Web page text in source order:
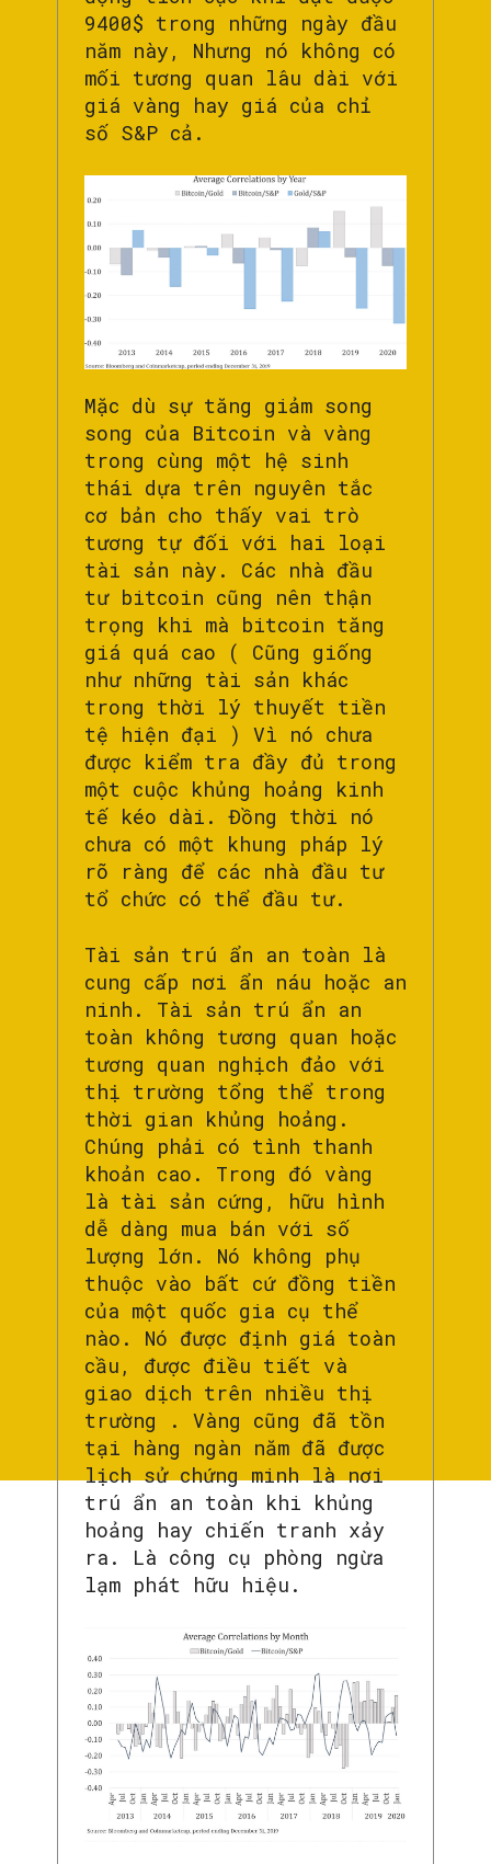
9400$ trong những ngày đầu
năm này, Nhưng nó không có
mối tương quan lâu dài với
giá vàng hay giá của chỉ
số S&P cả.
Mặc dù sự tăng giảm song
song của Bitcoin và vàng
trong cùng một hệ sinh
thái dựa trên nguyên tắc
cơ bản cho thấy vai trò
tương tự đối với hai loại
tài sản này. Các nhà đầu
tư bitcoin cũng nên thận
trọng khi mà bitcoin tăng
giá quá cao ( Cũng giống
như những tài sản khác
trong thời lý thuyết tiền
tệ hiện đại ) Vì nó chưa
được kiểm tra đầy đủ trong
một cuộc khủng hoảng kinh
tế kéo dài. Đồng thời nó
chưa có một khung pháp lý
rõ ràng để các nhà đầu tư
tổ chức có thể đầu tư.
Tài sản trú ẩn an toàn là
cung cấp nơi ẩn náu hoặc an
ninh. Tài sản trú ẩn an
toàn không tương quan hoặc
tương quan nghịch đảo với
thị trường tổng thể trong
thời gian khủng hoảng.
Chúng phải có tình thanh
khoản cao. Trong đó vàng
là tài sản cứng, hữu hình
dễ dàng mua bán với số
lượng lớn. Nó không phụ
thuộc vào bất cứ đồng tiền
của một quốc gia cụ thể
nào. Nó được định giá toàn
cầu, được điều tiết và
giao dịch trên nhiều thị
trường . Vàng cũng đã tồn
tại hàng ngàn năm đã được
lịch sử chứng minh là nơi
trú ẩn an toàn khi khủng
hoảng hay chiến tranh xảy
ra. Là công cụ phòng ngừa
lạm phát hữu hiệu.